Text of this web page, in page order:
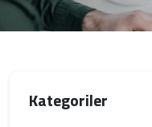
Kategoriler